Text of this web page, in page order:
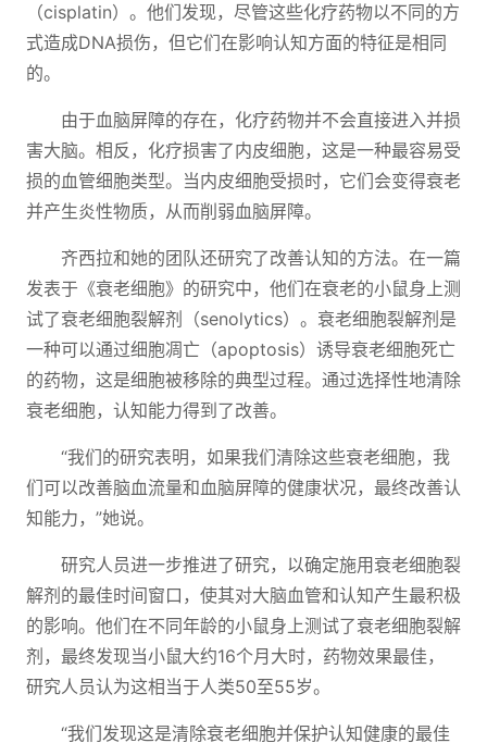
（cisplatin）。他们发现，尽管这些化疗药物以不同的方
式造成DNA损伤，但它们在影响认知方面的特征是相同
的。
由于血脑屏障的存在，化疗药物并不会直接进入并损
害大脑。相反，化疗损害了内皮细胞，这是一种最容易受
损的血管细胞类型。当内皮细胞受损时，它们会变得衰老
并产生炎性物质，从而削弱血脑屏障。
齐西拉和她的团队还研究了改善认知的方法。在一篇
发表于《衰老细胞》的研究中，他们在衰老的小鼠身上测
试了衰老细胞裂解剂（senolytics）。衰老细胞裂解剂是
一种可以通过细胞凋亡（apoptosis）诱导衰老细胞死亡
的药物，这是细胞被移除的典型过程。通过选择性地清除
衰老细胞，认知能力得到了改善。
“我们的研究表明，如果我们清除这些衰老细胞，我
们可以改善脑血流量和血脑屏障的健康状况，最终改善认
知能力，”她说。
研究人员进一步推进了研究，以确定施用衰老细胞裂
解剂的最佳时间窗口，使其对大脑血管和认知产生最积极
的影响。他们在不同年龄的小鼠身上测试了衰老细胞裂解
剂，最终发现当小鼠大约16个月大时，药物效果最佳，
研究人员认为这相当于人类50至55岁。
“我们发现这是清除衰老细胞并保护认知健康的最佳